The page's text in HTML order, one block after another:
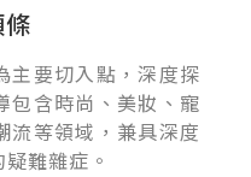
主要切入點，深度探
包含時尚、美妝、寵
流等領域，兼具深度
難雜症。